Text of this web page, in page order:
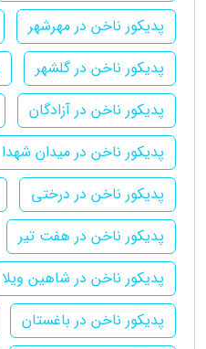
پدیکور ناخن در مهرشهر
پدیکور ناخن در گلشهر
پدیکور ناخن در آزادگان
پدیکور ناخن در میدان شهدا
پدیکور ناخن در درختی
پدیکور ناخن در هفت تیر
پدیکور ناخن در شاهین ویلا
پدیکور ناخن در باغستان